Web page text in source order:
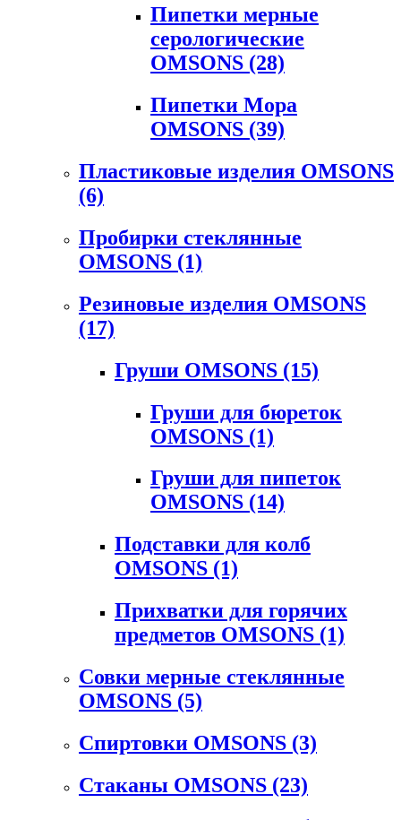
Пипетки мерные
серологические
OMSONS (28)
Пипетки Мора
OMSONS (39)
Пластиковые изделия OMSONS
(6)
Пробирки стеклянные
OMSONS (1)
Резиновые изделия OMSONS
(17)
Груши OMSONS (15)
Груши для бюреток
OMSONS (1)
Груши для пипеток
OMSONS (14)
Подставки для колб
OMSONS (1)
Прихватки для горячих
предметов OMSONS (1)
Совки мерные стеклянные
OMSONS (5)
Спиртовки OMSONS (3)
Стаканы OMSONS (23)